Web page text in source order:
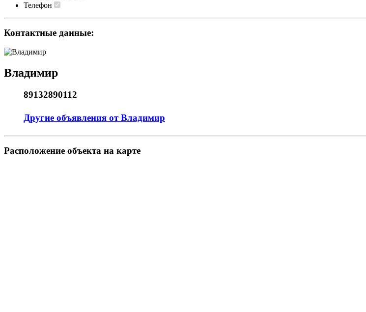
Телефон
Контактные данные:
Владимир
89132890112
Другие объявления от Владимир
Pасположение объекта на карте